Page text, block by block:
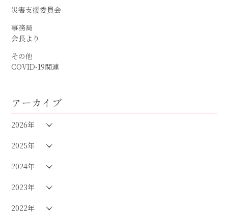
災害支援委員会
事務局
会長より
その他
COVID-19関連
アーカイブ
2026年
2025年
2024年
2023年
2022年